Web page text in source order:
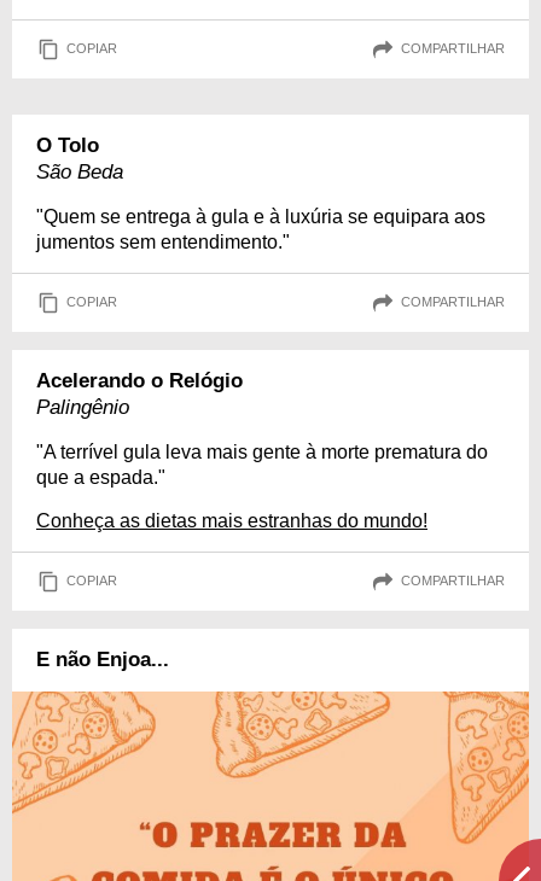
COPIAR COMPARTILHAR
O Tolo
São Beda
"Quem se entrega à gula e à luxúria se equipara aos
jumentos sem entendimento."
COPIAR COMPARTILHAR
Acelerando o Relógio
Palingênio
"A terrível gula leva mais gente à morte prematura do
que a espada."
Conheça as dietas mais estranhas do mundo!
COPIAR COMPARTILHAR
E não Enjoa...